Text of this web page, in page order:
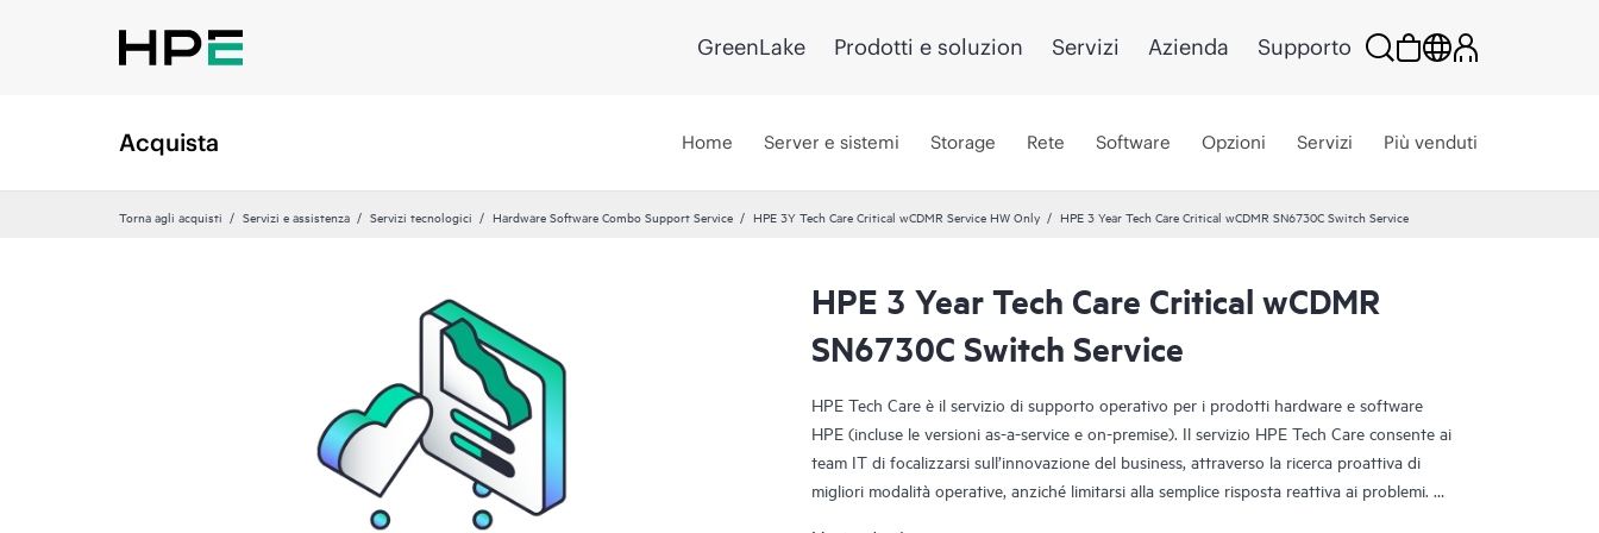
GreenLake Prodotti e soluzion Servizi Azienda Supporto
Acquista Home Server e sistemi Storage Rete Software Opzioni Servizi Più venduti
Torna agli acquisti Servizi e assistenza Servizi tecnologici Hardware Software Combo Support Service HPE 3Y Tech Care Critical wCDMR Service HW Only HPE 3 Year Tech Care Critical wCDMR SN6730C Switch Service
HPE 3 Year Tech Care Critical wCDMR
SN6730C Switch Service
HPE Tech Care è il servizio di supporto operativo per i prodotti hardware e software
HPE (incluse le versioni as-a-service e on-premise). Il servizio HPE Tech Care consente ai
team IT di focalizzarsi sull’innovazione del business, attraverso la ricerca proattiva di
migliori modalità operative, anziché limitarsi alla semplice risposta reattiva ai problemi.